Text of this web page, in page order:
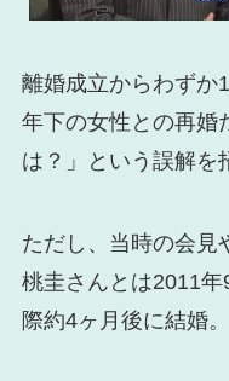
離婚成立からわずか
年下の女性との再婚
は？」という誤解を
ただし、当時の会見
桃圭さんとは2011
際約4ヶ月後に結婚。